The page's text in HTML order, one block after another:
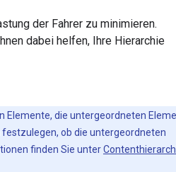
der Fahrer zu minimieren.
dabei helfen, Ihre Hierarchie
Elemente, die untergeordneten
ob die untergeordneten
finden Sie unter